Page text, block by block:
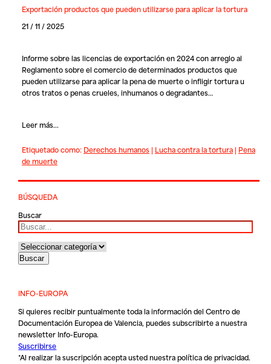
Exportación productos que pueden utilizarse para aplicar la tortura
21 / 11 / 2025
Informe sobre las licencias de exportación en 2024 con arreglo al
Reglamento sobre el comercio de determinados productos que
pueden utilizarse para aplicar la pena de muerte o infligir tortura u
otros tratos o penas crueles, inhumanos o degradantes…
Leer más...
Etiquetado como: Derechos humanos| Lucha contra la tortura| Pena
de muerte
BÚSQUEDA
Buscar
INFO-EUROPA
Si quieres recibir puntualmente toda la información del Centro de
Documentación Europea de Valencia, puedes subscribirte a nuestra
newsletter Info-Europa.
Suscribirse
*Al realizar la suscripción acepta usted nuestrapolítica de privacidad.